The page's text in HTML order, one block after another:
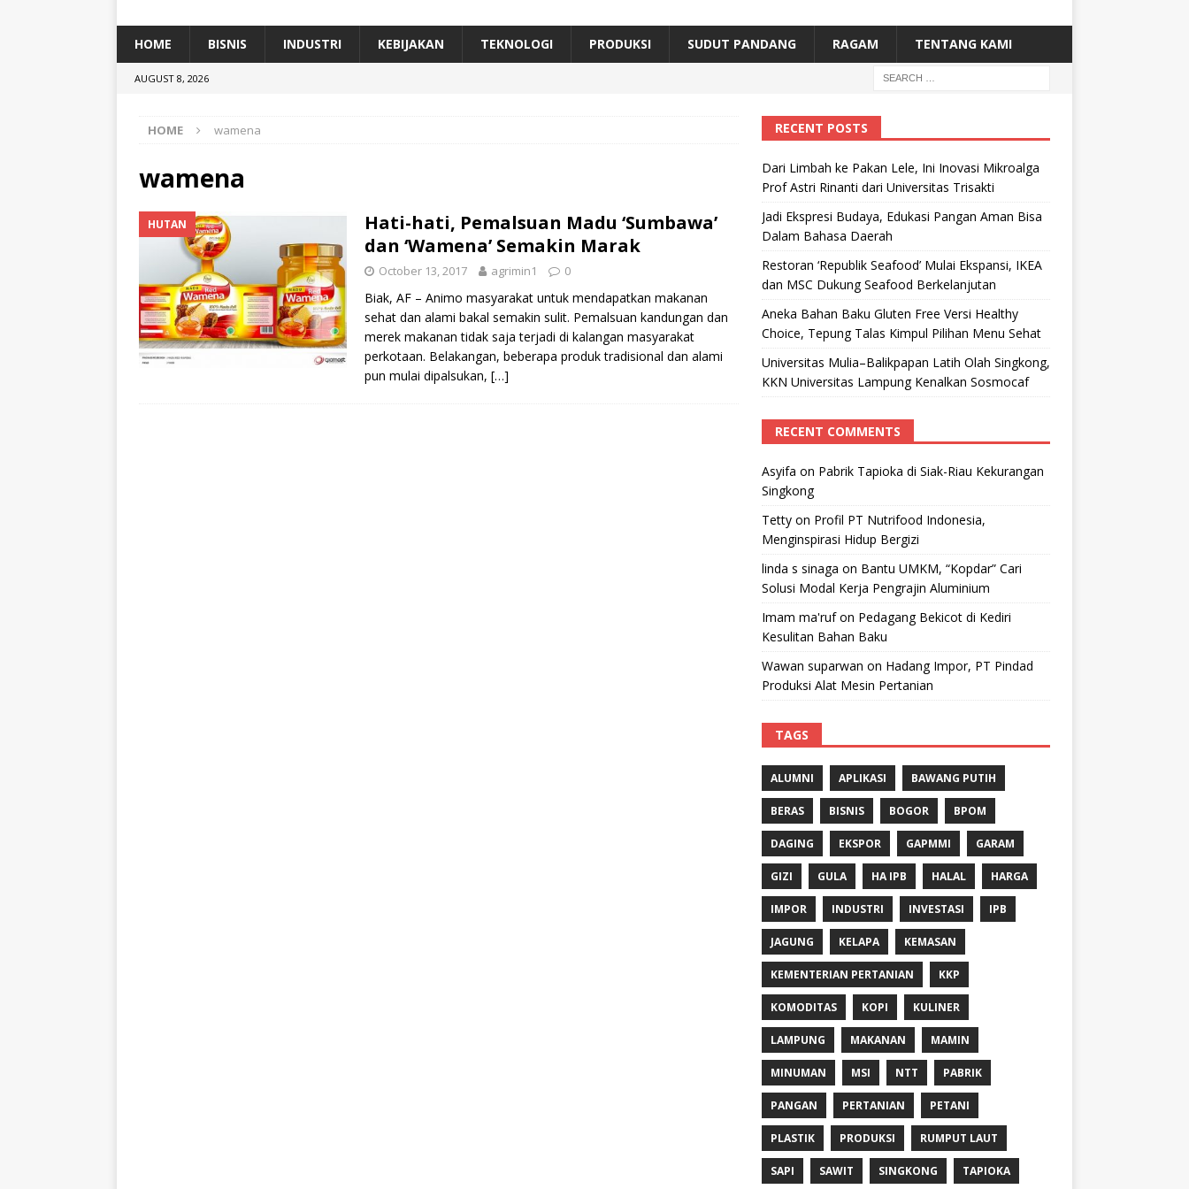
TEKNOLOGI
HOME BISNIS INDUSTRI KEBIJAKAN TEKNOLOGI PRODUKSI SUDUT PANDANG RAGAM TENTANG KAMI
AUGUST 8, 2026
HOME wamena
wamena
HUTAN
Hati-hati, Pemalsuan Madu ‘Sumbawa’
dan ‘Wamena’ Semakin Marak
October 13, 2017 agrimin1 0
Biak, AF – Animo masyarakat untuk mendapatkan makanan
sehat dan alami bakal semakin sulit. Pemalsuan kandungan dan
merek makanan tidak saja terjadi di kalangan masyarakat
perkotaan. Belakangan, beberapa produk tradisional dan alami
pun mulai dipalsukan, […]
RECENT POSTS
Dari Limbah ke Pakan Lele, Ini Inovasi Mikroalga
Prof Astri Rinanti dari Universitas Trisakti
Jadi Ekspresi Budaya, Edukasi Pangan Aman Bisa
Dalam Bahasa Daerah
Restoran ‘Republik Seafood’ Mulai Ekspansi, IKEA
dan MSC Dukung Seafood Berkelanjutan
Aneka Bahan Baku Gluten Free Versi Healthy
Choice, Tepung Talas Kimpul Pilihan Menu Sehat
Universitas Mulia–Balikpapan Latih Olah Singkong,
KKN Universitas Lampung Kenalkan Sosmocaf
RECENT COMMENTS
Asyifa on Pabrik Tapioka di Siak-Riau Kekurangan
Singkong
Tettyon Profil PT Nutrifood Indonesia,
Menginspirasi Hidup Bergizi
linda s sinaga on Bantu UMKM, “Kopdar” Cari
Solusi Modal Kerja Pengrajin Aluminium
Imam ma'rufon Pedagang Bekicot di Kediri
Kesulitan Bahan Baku
Wawan suparwan on Hadang Impor, PT Pindad
Produksi Alat Mesin Pertanian
TAGS
ALUMNI APLIKASI BAWANG PUTIH
BERAS BISNIS BOGOR BPOM
DAGING EKSPOR GAPMMI GARAM
GIZI GULA HA IPB HALAL HARGA
IMPOR INDUSTRI INVESTASI IPB
JAGUNG KELAPA KEMASAN
KEMENTERIAN PERTANIAN KKP
KOMODITAS KOPI KULINER
LAMPUNG MAKANAN MAMIN
MINUMAN MSI NTT PABRIK
PANGAN PERTANIAN PETANI
PLASTIK PRODUKSI RUMPUT LAUT
SAPI SAWIT SINGKONG TAPIOKA